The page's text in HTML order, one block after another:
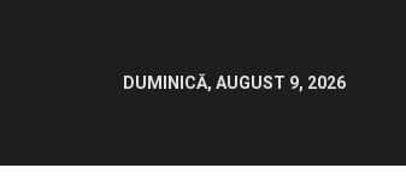
DUMINICĂ, AUGUST 9, 2026